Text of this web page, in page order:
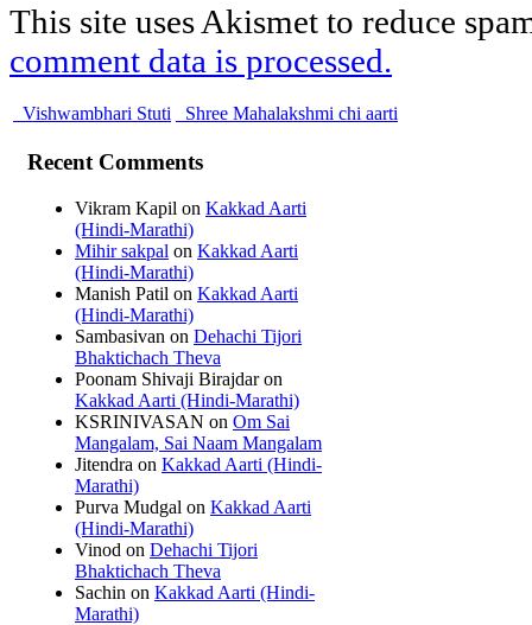
This site uses Akismet to reduce
comment data is processed.
Vishwambhari Stuti Shree Mahalakshmi chi aarti
Recent Comments
Vikram Kapil on Kakkad Aarti
(Hindi-Marathi)
Mihir sakpal on Kakkad Aarti
(Hindi-Marathi)
Manish Patil on Kakkad Aarti
(Hindi-Marathi)
Sambasivan on Dehachi Tijori
Bhaktichach Theva
Poonam Shivaji Birajdaron
Kakkad Aarti (Hindi-Marathi)
KSRINIVASAN on Om Sai
Mangalam, Sai Naam Mangalam
Jitendra on Kakkad Aarti (Hindi-
Marathi)
Purva Mudgal on Kakkad Aarti
(Hindi-Marathi)
Vinod on Dehachi Tijori
Bhaktichach Theva
Sachin on Kakkad Aarti (Hindi-
Marathi)